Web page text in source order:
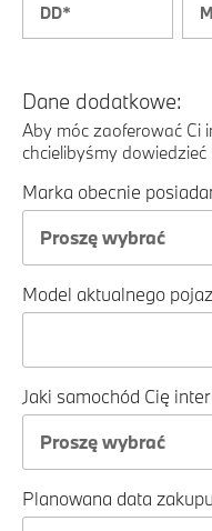
Dane dodatkowe:
Aby móc zaoferować Ci
chcielibyśmy dowiedzieć
Marka obecnie
Proszę wybrać
Model aktualnego
Jaki samochód Cię
Proszę wybrać
Planowana data